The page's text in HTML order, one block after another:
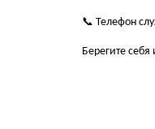
📞 Телефон
Берегите себя